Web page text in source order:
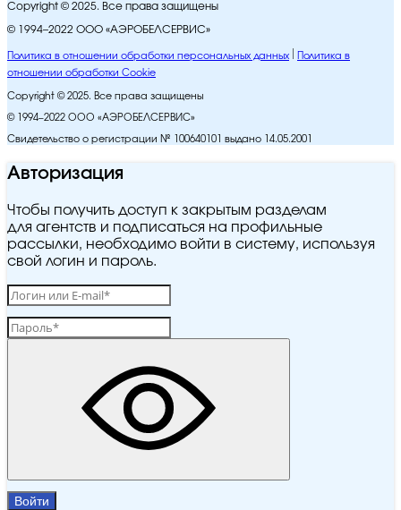
Copyright © 2025. Все права защищены
© 1994–2022 ООО «АЭРОБЕЛСЕРВИС»
Политика в отношении обработки персональных данных
Политика в
отношении обработки Cookie
Copyright © 2025. Все права защищены
© 1994–2022 ООО «АЭРОБЕЛСЕРВИС»
Свидетельство о регистрации № 100640101 выдано 14.05.2001
Авторизация
Чтобы получить доступ к закрытым разделам
для агентств и подписаться на профильные
рассылки, необходимо войти в систему, используя
свой логин и пароль.
Войти